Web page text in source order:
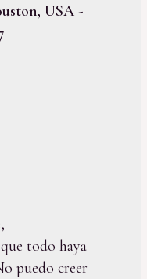
USA -
todo haya
puedo creer